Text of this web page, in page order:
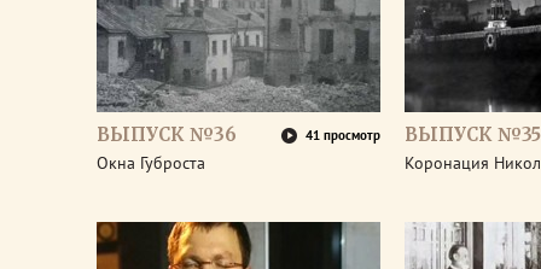
ВЫПУСК №36 41 просмотр
Окна Губроста
ВЫПУСК №35
Коронация